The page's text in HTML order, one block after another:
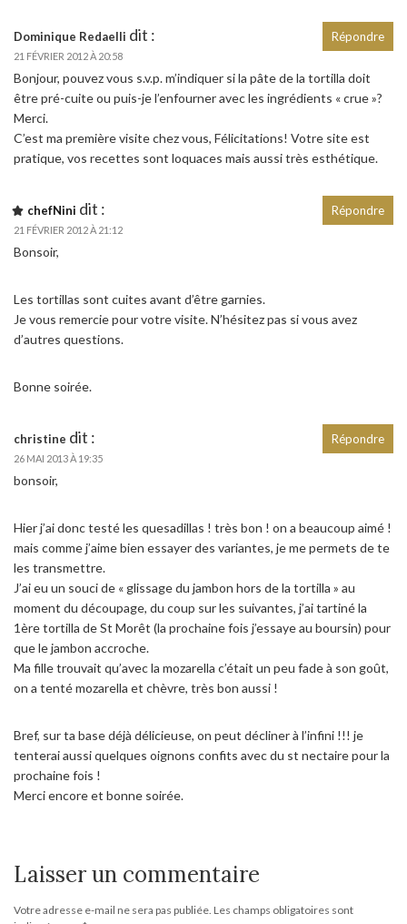
Dominique Redaelli dit :
21 FÉVRIER 2012 À 20:58
Bonjour, pouvez vous s.v.p. m’indiquer si la pâte de la tortilla doit
être pré-cuite ou puis-je l’enfourner avec les ingrédients « crue »?
Merci.
C’est ma première visite chez vous, Félicitations! Votre site est
pratique, vos recettes sont loquaces mais aussi très esthétique.
Répondre
chefNini dit :
21 FÉVRIER 2012 À 21:12
Bonsoir,
Les tortillas sont cuites avant d’être garnies.
Je vous remercie pour votre visite. N’hésitez pas si vous avez
d’autres questions.
Bonne soirée.
Répondre
christine dit :
26 MAI 2013 À 19:35
bonsoir,
Hier j’ai donc testé les quesadillas ! très bon ! on a beaucoup aimé !
mais comme j’aime bien essayer des variantes, je me permets de te
les transmettre.
J’ai eu un souci de « glissage du jambon hors de la tortilla » au
moment du découpage, du coup sur les suivantes, j’ai tartiné la
1ère tortilla de St Morêt (la prochaine fois j’essaye au boursin) pour
que le jambon accroche.
Ma fille trouvait qu’avec la mozarella c’était un peu fade à son goût,
on a tenté mozarella et chèvre, très bon aussi !
Bref, sur ta base déjà délicieuse, on peut décliner à l’infini !!! je
tenterai aussi quelques oignons confits avec du st nectaire pour la
prochaine fois !
Merci encore et bonne soirée.
Répondre
Laisser un commentaire
Votre adresse e-mail ne sera pas publiée. Les champs obligatoires sont